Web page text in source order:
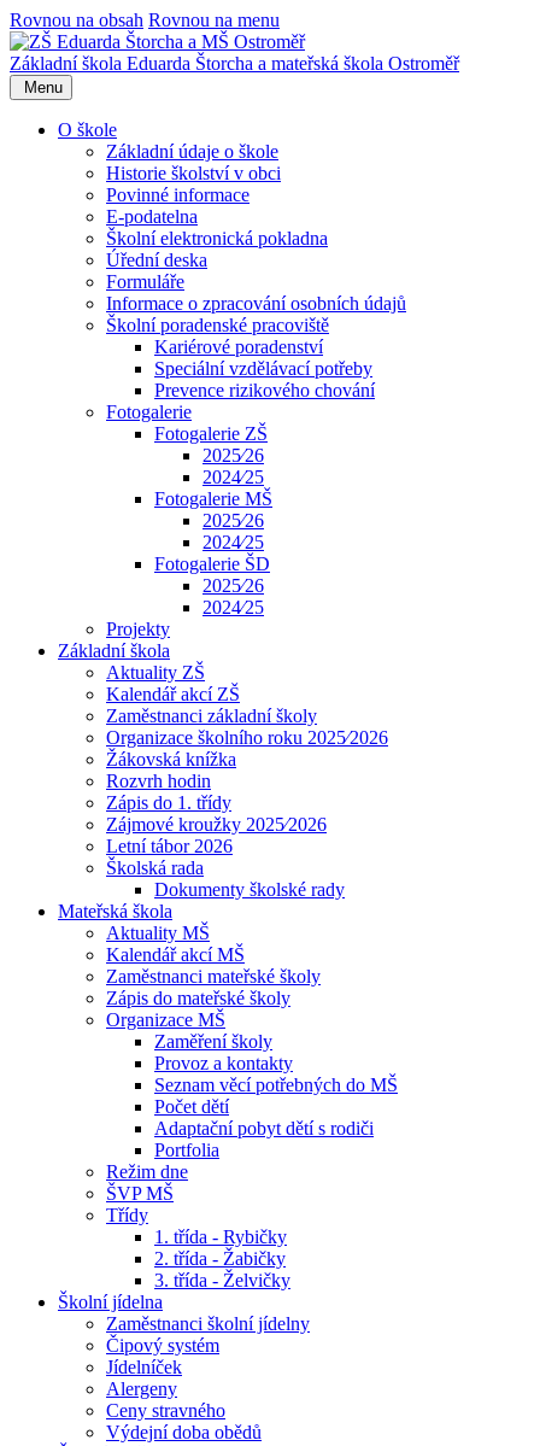
Rovnou na obsah Rovnou na menu
Základní škola Eduarda Štorcha a mateřská škola Ostroměř
Menu
O škole
Základní údaje o škole
Historie školství v obci
Povinné informace
E-podatelna
Školní elektronická pokladna
Úřední deska
Formuláře
Informace o zpracování osobních údajů
Školní poradenské pracoviště
Kariérové poradenství
Speciální vzdělávací potřeby
Prevence rizikového chování
Fotogalerie
Fotogalerie ZŠ
2025⁄26
2024⁄25
Fotogalerie MŠ
2025⁄26
2024⁄25
Fotogalerie ŠD
2025⁄26
2024⁄25
Projekty
Základní škola
Aktuality ZŠ
Kalendář akcí ZŠ
Zaměstnanci základní školy
Organizace školního roku 2025⁄2026
Žákovská knížka
Rozvrh hodin
Zápis do 1. třídy
Zájmové kroužky 2025⁄2026
Letní tábor 2026
Školská rada
Dokumenty školské rady
Mateřská škola
Aktuality MŠ
Kalendář akcí MŠ
Zaměstnanci mateřské školy
Zápis do mateřské školy
Organizace MŠ
Zaměření školy
Provoz a kontakty
Seznam věcí potřebných do MŠ
Počet dětí
Adaptační pobyt dětí s rodiči
Portfolia
Režim dne
ŠVP MŠ
Třídy
1. třída - Rybičky
2. třída - Žabičky
3. třída - Želvičky
Školní jídelna
Zaměstnanci školní jídelny
Čipový systém
Jídelníček
Alergeny
Ceny stravného
Výdejní doba obědů